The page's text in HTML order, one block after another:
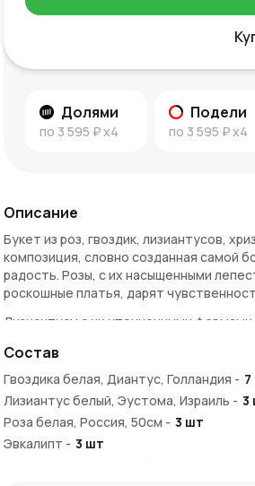
Долями
по 3 595 ₽x4
Подели
по 3 595 ₽x4
Описание
Букет из роз, гвоздик, лизиантусов,
композиция, словно созданная самой
радость. Розы, с их насыщенными
роскошные платья, дарят
Лизиантусы с их утонченными
прочность и гармонию, а
чудесами.
Этот букет — как магическое
природной красотой.
Преимущества букета
Состав
Гвоздика белая, Диантус, Голландия - 7
Лизиантус белый, Эустома, Израиль - 3
Роза белая, Россия, 50см - 3 шт
Эвкалипт - 3 шт